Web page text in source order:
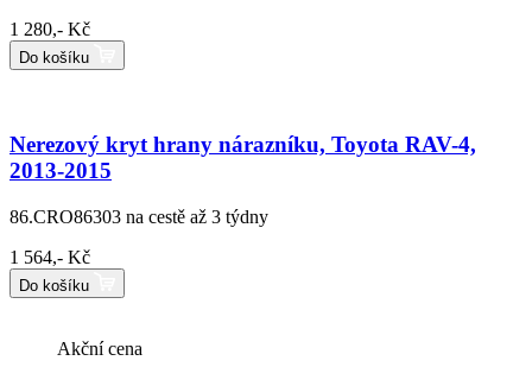
1 280,- Kč
Do košíku
Nerezový kryt hrany nárazníku, Toyota RAV-4,
2013-2015
86.CRO86303 na cestě až 3 týdny
1 564,- Kč
Do košíku
Akční cena